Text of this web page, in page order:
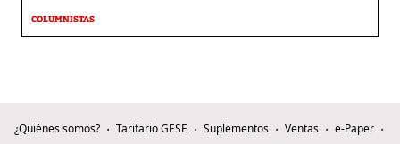
COLUMNISTAS
¿Quiénes somos? Tarifario GESE Suplementos Ventas
e-Paper